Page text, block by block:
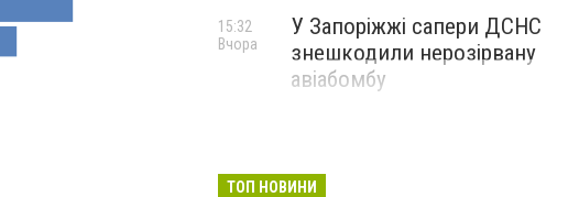
У Запоріжжі сапери ДСНС
знешкодили нерозірвану
авіабомбу
15:32
Вчора
ТОП НОВИНИ